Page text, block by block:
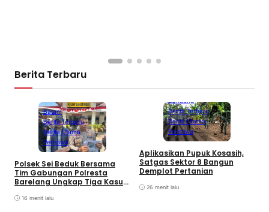
Berita Terbaru
Batam
Berita Terbaru
Berita Utama
Peristiwa
Polsek Sei Beduk Bersama
Tim Gabungan Polresta
Barelang Ungkap Tiga Kasus
16 menit lalu
Bandung
Berita Terbaru
Berita Utama
Peristiwa
Aplikasikan Pupuk Kosasih,
Satgas Sektor 8 Bangun
Demplot Pertanian
26 menit lalu